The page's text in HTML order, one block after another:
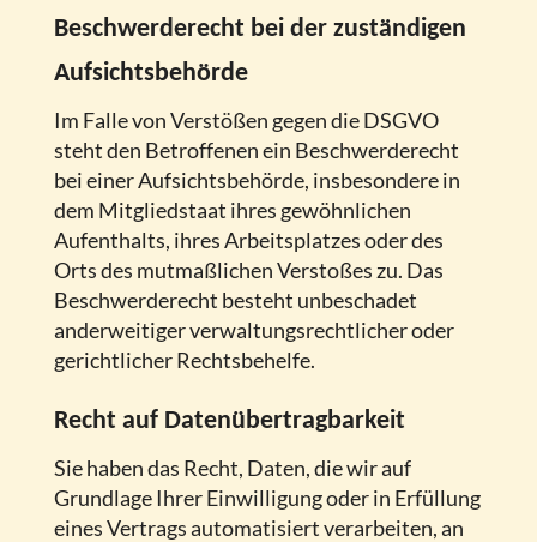
Beschwerde­recht bei der zuständigen
Aufsichts­behörde
Im Falle von Verstößen gegen die DSGVO
steht den Betroffenen ein Beschwerderecht
bei einer Aufsichtsbehörde, insbesondere in
dem Mitgliedstaat ihres gewöhnlichen
Aufenthalts, ihres Arbeitsplatzes oder des
Orts des mutmaßlichen Verstoßes zu. Das
Beschwerderecht besteht unbeschadet
anderweitiger verwaltungsrechtlicher oder
gerichtlicher Rechtsbehelfe.
Recht auf Daten­übertrag­barkeit
Sie haben das Recht, Daten, die wir auf
Grundlage Ihrer Einwilligung oder in Erfüllung
eines Vertrags automatisiert verarbeiten, an